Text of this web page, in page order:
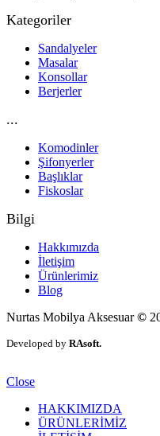
Kategoriler
Sandalyeler
Masalar
Konsollar
Berjerler
...
Komodinler
Şifonyerler
Başlıklar
Fiskoslar
Bilgi
Hakkımızda
İletişim
Ürünlerimiz
Blog
Nurtas Mobilya Aksesuar©
Developed by RAsoft.
Close
HAKKIMIZDA
ÜRÜNLERİMİZ